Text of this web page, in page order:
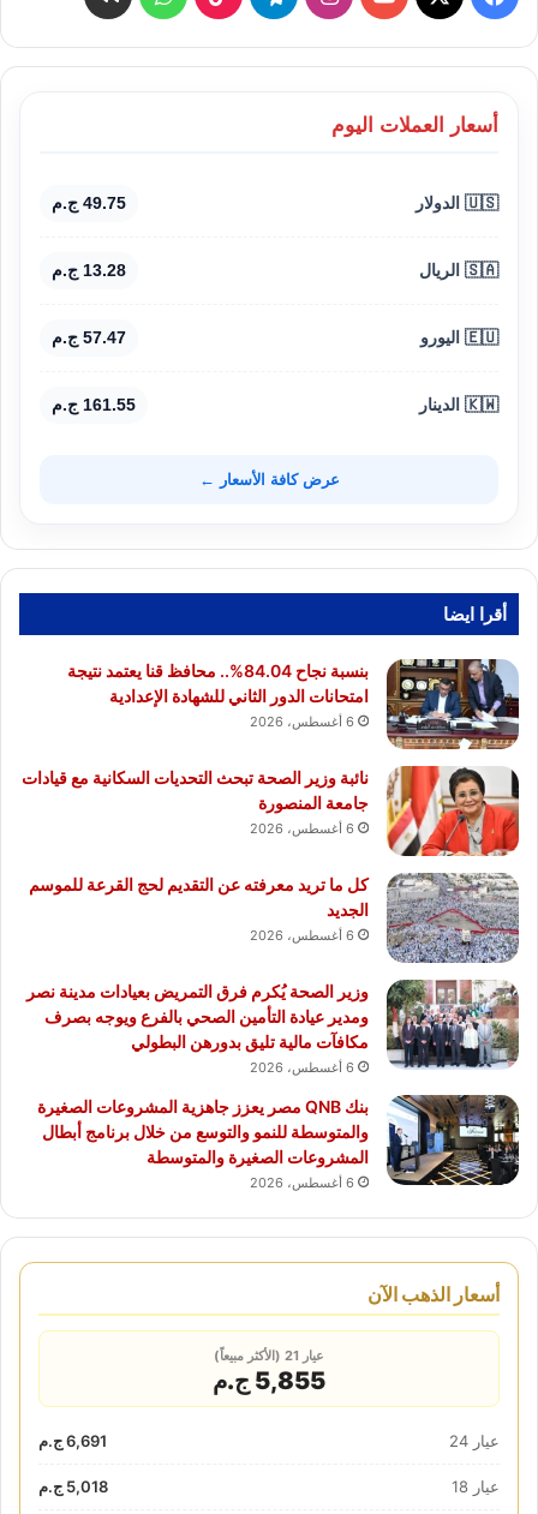
أسعار العملات اليوم
🇺🇸 الدولار 49.75 ج.م
🇸🇦 الريال 13.28 ج.م
🇪🇺 اليورو 57.47 ج.م
🇰🇼 الدينار 161.55 ج.م
عرض كافة الأسعار ←
أقرا ايضا
بنسبة نجاح 84.04%.. محافظ قنا يعتمد نتيجة
امتحانات الدور الثاني للشهادة الإعدادية
6 أغسطس، 2026
نائبة وزير الصحة تبحث التحديات السكانية مع قيادات
جامعة المنصورة
6 أغسطس، 2026
كل ما تريد معرفته عن التقديم لحج القرعة للموسم
الجديد
6 أغسطس، 2026
وزير الصحة يُكرم فرق التمريض بعيادات مدينة نصر
ومدير عيادة التأمين الصحي بالفرع ويوجه بصرف
مكافآت مالية تليق بدورهن البطولي
6 أغسطس، 2026
بنك QNB مصر يعزز جاهزية المشروعات الصغيرة
والمتوسطة للنمو والتوسع من خلال برنامج أبطال
المشروعات الصغيرة والمتوسطة
6 أغسطس، 2026
أسعار الذهب الآن
عيار 21 (الأكثر مبيعاً)
5,855 ج.م
عيار 24 6,691 ج.م
عيار 18 5,018 ج.م